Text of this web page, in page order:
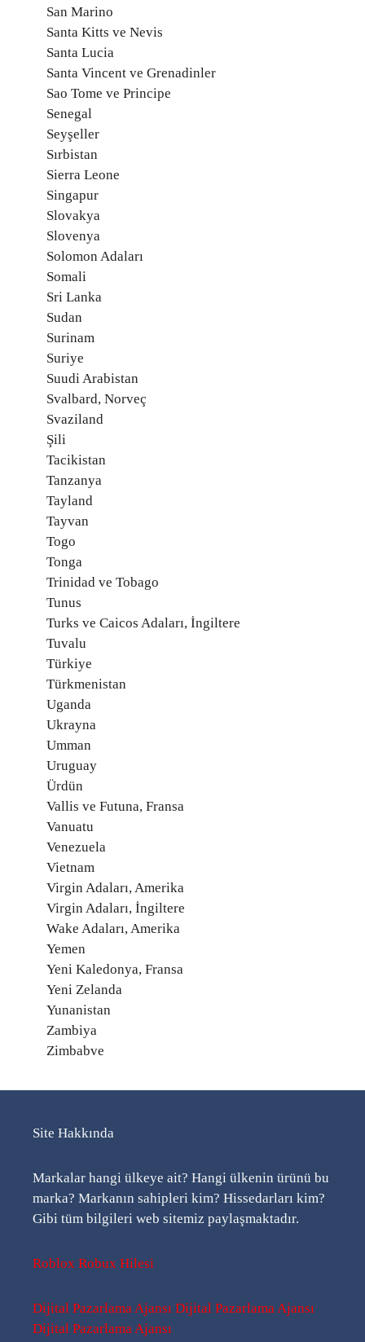
San Marino
Santa Kitts ve Nevis
Santa Lucia
Santa Vincent ve Grenadinler
Sao Tome ve Principe
Senegal
Seyşeller
Sırbistan
Sierra Leone
Singapur
Slovakya
Slovenya
Solomon Adaları
Somali
Sri Lanka
Sudan
Surinam
Suriye
Suudi Arabistan
Svalbard, Norveç
Svaziland
Şili
Tacikistan
Tanzanya
Tayland
Tayvan
Togo
Tonga
Trinidad ve Tobago
Tunus
Turks ve Caicos Adaları, İngiltere
Tuvalu
Türkiye
Türkmenistan
Uganda
Ukrayna
Umman
Uruguay
Ürdün
Vallis ve Futuna, Fransa
Vanuatu
Venezuela
Vietnam
Virgin Adaları, Amerika
Virgin Adaları, İngiltere
Wake Adaları, Amerika
Yemen
Yeni Kaledonya, Fransa
Yeni Zelanda
Yunanistan
Zambiya
Zimbabve
Site Hakkında
Markalar hangi ülkeye ait? Hangi ülkenin ürünü bu
marka? Markanın sahipleri kim? Hissedarları kim?
Gibi tüm bilgileri web sitemiz paylaşmaktadır.
Roblox Robux Hilesi
Dijital Pazarlama Ajansı Dijital Pazarlama Ajansı
Dijital Pazarlama Ajansı